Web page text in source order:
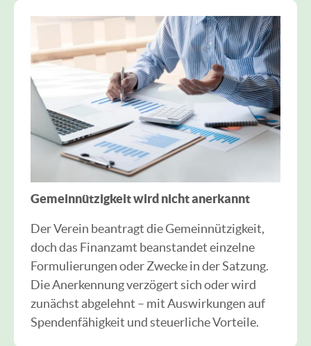
Gemeinnützigkeit wird nicht anerkannt
Der Verein beantragt die Gemeinnützigkeit,
doch das Finanzamt beanstandet einzelne
Formulierungen oder Zwecke in der Satzung.
Die Anerkennung verzögert sich oder wird
zunächst abgelehnt – mit Auswirkungen auf
Spendenfähigkeit und steuerliche Vorteile.